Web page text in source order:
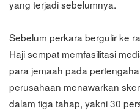
yang terjadi sebelumnya.
Sebelum perkara bergulir ke
Haji sempat memfasilitasi
para jemaah pada
perusahaan menawarkan
dalam tiga tahap, yakni 30